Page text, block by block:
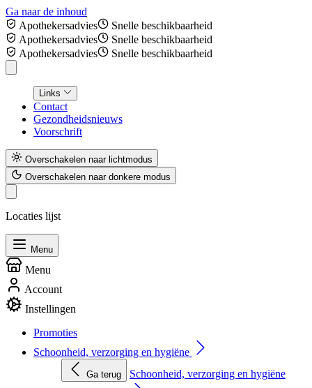
Ga naar de inhoud
Apothekersadvies
Snelle beschikbaarheid
Apothekersadvies
Snelle beschikbaarheid
Apothekersadvies
Snelle beschikbaarheid
Links
Contact
Gezondheidsnieuws
Voorschrift
Overschakelen naar lichtmodus
Overschakelen naar donkere modus
Locaties lijst
Menu
Menu
Account
Instellingen
Promoties
Schoonheid, verzorging en hygiëne
Ga terug
Schoonheid, verzorging en hygiëne